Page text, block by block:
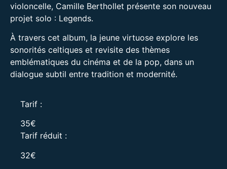
violoncelle, Camille Berthollet présente son nouveau
projet solo : Legends.
À travers cet album, la jeune virtuose explore les
sonorités celtiques et revisite des thèmes
emblématiques du cinéma et de la pop, dans un
dialogue subtil entre tradition et modernité.
Tarif :
35€
Tarif réduit :
32€